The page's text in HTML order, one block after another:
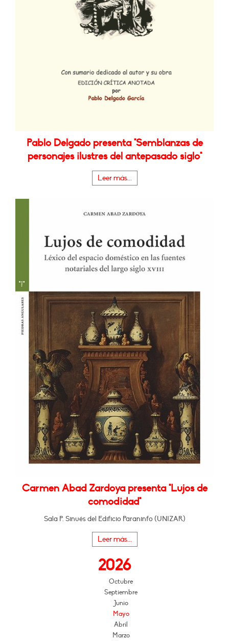
Pablo Delgado presenta "Semblanzas de
personajes ilustres del antepasado siglo"
Leer más...
Carmen Abad Zardoya presenta "Lujos de
comodidad"
Sala P. Sinués del Edificio Paraninfo (UNIZAR)
Leer más...
2026
Octubre
Septiembre
Junio
Mayo
Abril
Marzo